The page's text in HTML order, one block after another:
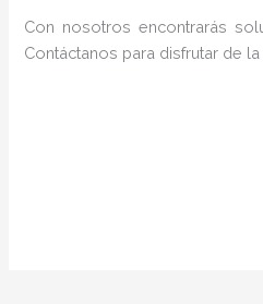
Con nosotros encontrarás
Contáctanos para disfrutar de